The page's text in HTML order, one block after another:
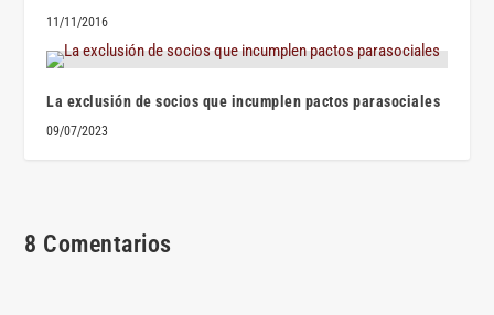
11/11/2016
La exclusión de socios que incumplen pactos parasociales
09/07/2023
8 Comentarios